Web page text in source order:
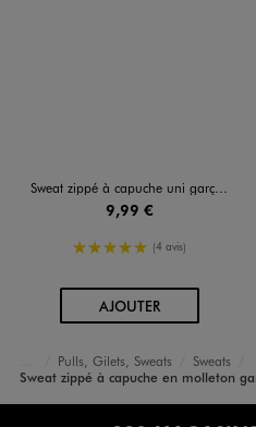
Sweat zippé à capuche uni garçon
9,99 €
5/5 de moyenne
(4 avis)
AJOUTERAU PANIER
Accueil
Garçon
Vêtements
Pulls, Gilets, Sweats
Sweats
Sweat zippé à capuche en molleton